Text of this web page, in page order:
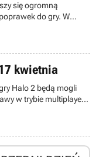
się ogromną
do gry. W
6000 plików, które
Softworks. Być
kwietnia
Halo 2 będą mogli
w trybie multiplayer.
popularnych aren,
okazji pierwszej